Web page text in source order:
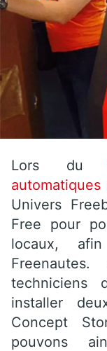
Lors du
Univers
Free pour
locaux,
techniciens
installer
Concept
pouvons